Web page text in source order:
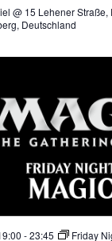
@ 15 Lehener
Deutschland
-23:45 Friday